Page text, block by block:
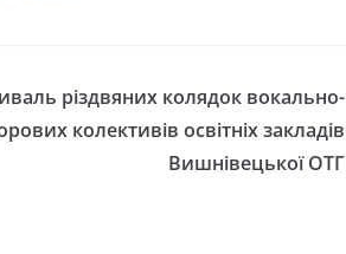
різдвяних колядок вокально-
колективів освітніх закладів
Вишнівецької ОТГ